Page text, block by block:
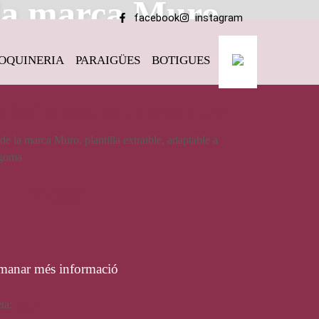
facebook instagram
PARAIGÜES BOTIGUES
marca Muro
la marca Muro, plantilla extraible, adaptable a
més informació